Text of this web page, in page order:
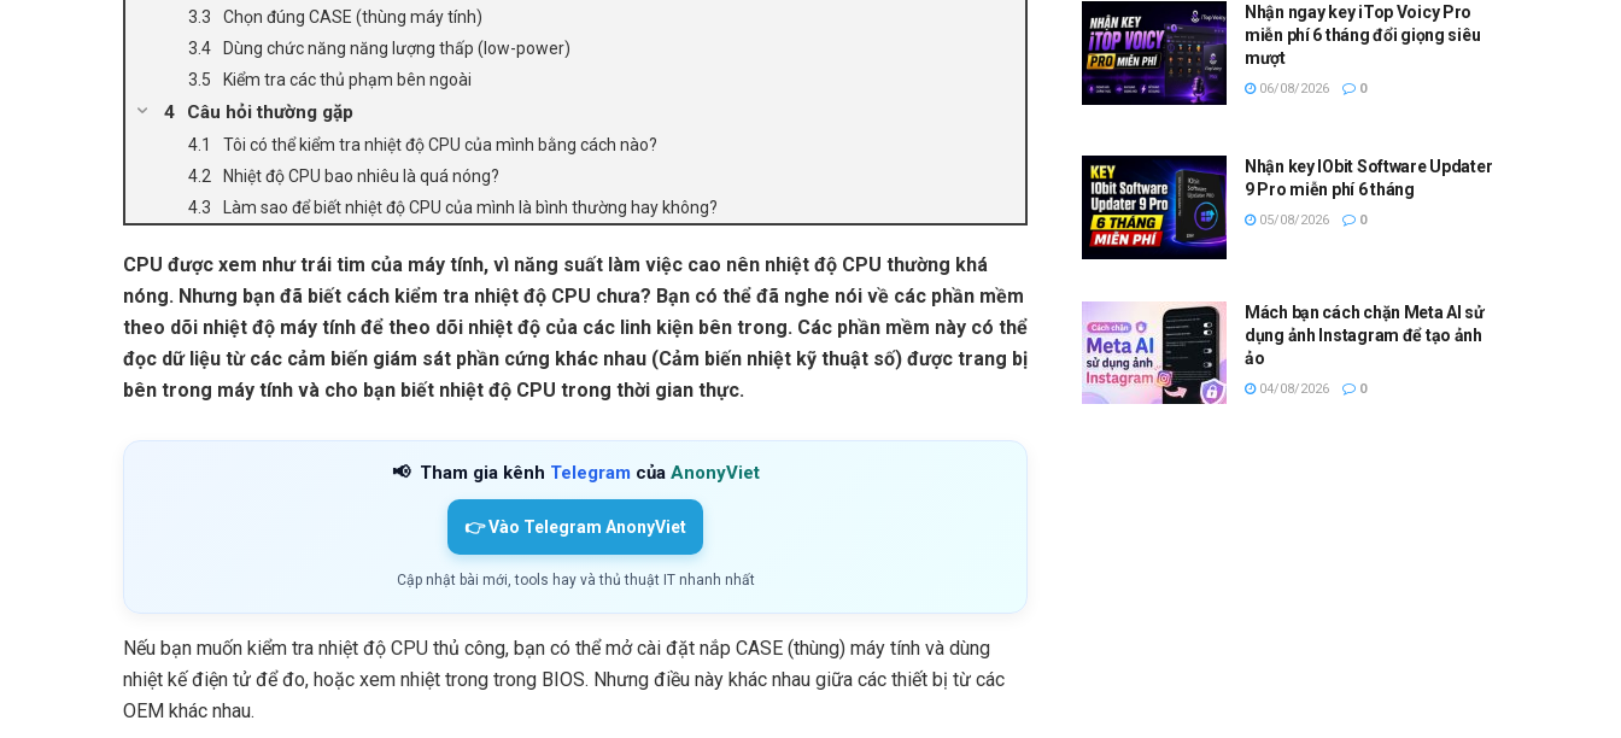
Chọn đúng CASE (thùng máy tính)
Dùng chức năng năng lượng thấp (low-power)
Kiểm tra các thủ phạm bên ngoài
Câu hỏi thường gặp
Tôi có thể kiểm tra nhiệt độ CPU của mình bằng cách nào?
Nhiệt độ CPU bao nhiêu là quá nóng?
Làm sao để biết nhiệt độ CPU của mình là bình thường hay không?
CPU được xem như trái tim của máy tính, vì năng suất làm việc cao nên nhiệt độ CPU thường khá
nóng. Nhưng bạn đã biết cách kiểm tra nhiệt độ CPU chưa? Bạn có thể đã nghe nói về các phần mềm
theo dõi nhiệt độ máy tính để theo dõi nhiệt độ của các linh kiện bên trong. Các phần mềm này có thể
đọc dữ liệu từ các cảm biến giám sát phần cứng khác nhau (Cảm biến nhiệt kỹ thuật số) được trang bị
bên trong máy tính và cho bạn biết nhiệt độ CPU trong thời gian thực.
📢 Tham gia kênh Telegram của AnonyViet
👉 Vào Telegram AnonyViet
Cập nhật bài mới, tools hay và thủ thuật IT nhanh nhất
Nếu bạn muốn kiểm tra nhiệt độ CPU thủ công, bạn có thể mở cài đặt nắp CASE (thùng) máy tính và dùng
nhiệt kế điện tử để đo, hoặc xem nhiệt trong trong BIOS. Nhưng điều này khác nhau giữa các thiết bị từ các
OEM khác nhau.
Nhận ngay key iTop Voicy Pro
miễn phí 6 tháng đổi giọng siêu
mượt
06/08/2026 0
Nhận key IObit Software Updater
9 Pro miễn phí 6 tháng
05/08/2026 0
Mách bạn cách chặn Meta AI sử
dụng ảnh Instagram để tạo ảnh
ảo
04/08/2026 0